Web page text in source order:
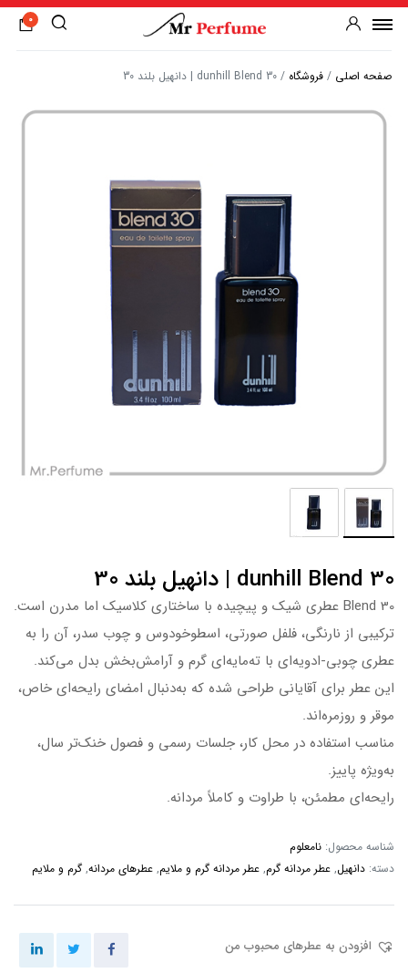
0
صفحه اصلی / فروشگاه / dunhill Blend 30 | دانهیل بلند 30
dunhill Blend 30 | دانهیل بلند 30
Blend 30 عطری شیک و پیچیده با ساختاری کلاسیک اما مدرن است.
ترکیبی از نارنگی، فلفل صورتی، اسطوخودوس و چوب سدر، آن را به
عطری چوبی-ادویه‌ای با ته‌مایه‌ای گرم و آرامش‌بخش بدل می‌کند.
این عطر برای آقایانی طراحی شده که به‌دنبال امضای رایحه‌ای خاص،
موقر و روزمره‌اند.
مناسب استفاده در محل کار، جلسات رسمی و فصول خنک‌تر سال،
به‌ویژه پاییز.
رایحه‌ای مطمئن، با طراوت و کاملاً مردانه.
شناسه محصول: نامعلوم
دسته: دانهیل, عطر مردانه گرم, عطر مردانه گرم و ملایم, عطرهای مردانه, گرم و ملایم
افزودن به عطرهای محبوب من